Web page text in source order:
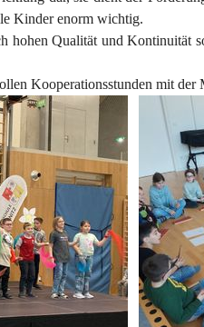
Kinder enorm wichtig.
hohen Qualität und
Kooperationsstunden mit